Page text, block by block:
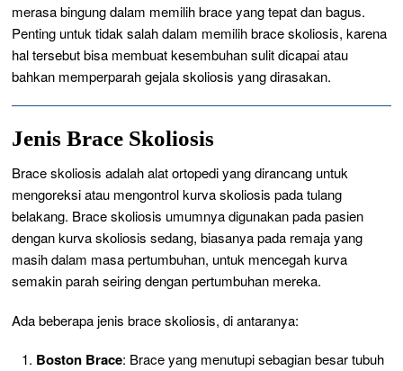
merasa bingung dalam memilih brace yang tepat dan bagus.
Penting untuk tidak salah dalam memilih brace skoliosis, karena
hal tersebut bisa membuat kesembuhan sulit dicapai atau
bahkan memperparah gejala skoliosis yang dirasakan.
Jenis Brace Skoliosis
Brace skoliosis adalah alat ortopedi yang dirancang untuk
mengoreksi atau mengontrol kurva skoliosis pada tulang
belakang. Brace skoliosis umumnya digunakan pada pasien
dengan kurva skoliosis sedang, biasanya pada remaja yang
masih dalam masa pertumbuhan, untuk mencegah kurva
semakin parah seiring dengan pertumbuhan mereka.
Ada beberapa jenis brace skoliosis, di antaranya:
Boston Brace: Brace yang menutupi sebagian besar tubuh